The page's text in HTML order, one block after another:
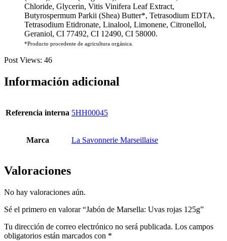
Chloride, Glycerin, Vitis Vinifera Leaf Extract,
Butyrospermum Parkii (Shea) Butter*, Tetrasodium EDTA,
Tetrasodium Etidronate, Linalool, Limonene, Citronellol,
Geraniol, CI 77492, CI 12490, CI 58000.
*Producto procedente de agricultura orgánica.
Post Views: 46
Información adicional
Referencia interna 5HH00045
Marca La Savonnerie Marseillaise
Valoraciones
No hay valoraciones aún.
Sé el primero en valorar “Jabón de Marsella: Uvas rojas 125g”
Tu dirección de correo electrónico no será publicada. Los campos
obligatorios están marcados con *